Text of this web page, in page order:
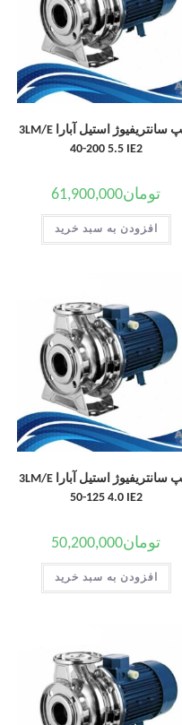
پمپ سانتریفیوژ استیل آبارا 3LM/E
40-200 5.5 IE2
تومان61,900,000
افزودن به سبد خرید
پمپ سانتریفیوژ استیل آبارا 3LM/E
50-125 4.0 IE2
تومان50,200,000
افزودن به سبد خرید